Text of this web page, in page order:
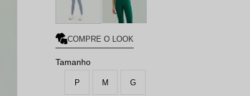
COMPRE O LOOK
Tamanho
P M G